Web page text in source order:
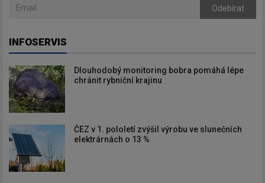
Odebírat
INFOSERVIS
Dlouhodobý monitoring bobra pomáhá lépe
chránit rybniční krajinu
ČEZ v 1. pololetí zvýšil výrobu ve slunečních
elektrárnách o 13 %